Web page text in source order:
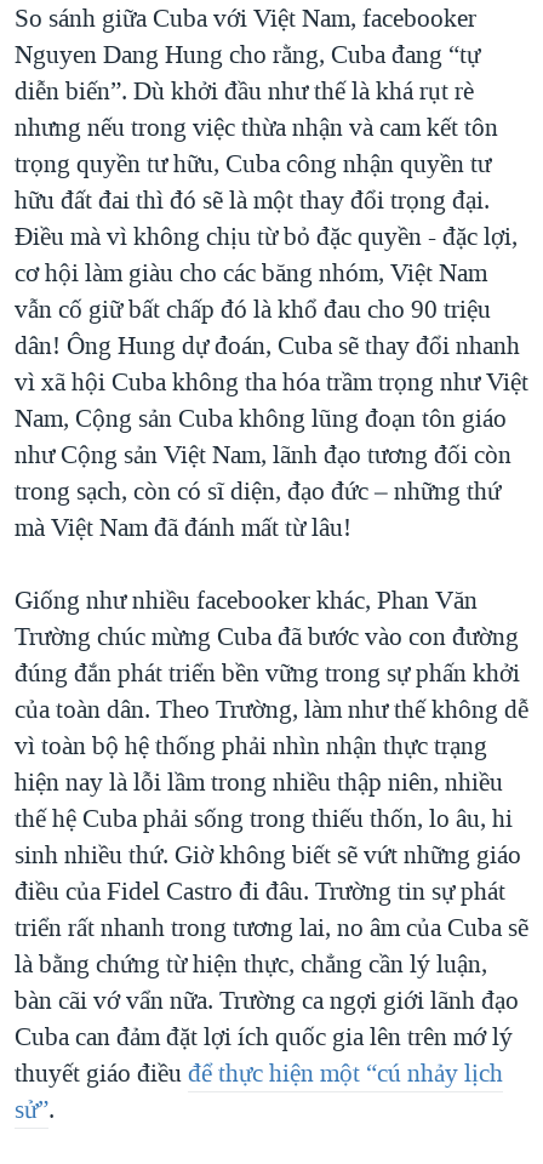
So sánh giữa Cuba với Việt Nam, facebooker
Nguyen Dang Hung cho rằng, Cuba đang “tự
diễn biến”. Dù khởi đầu như thế là khá rụt rè
nhưng nếu trong việc thừa nhận và cam kết tôn
trọng quyền tư hữu, Cuba công nhận quyền tư
hữu đất đai thì đó sẽ là một thay đổi trọng đại.
Điều mà vì không chịu từ bỏ đặc quyền - đặc lợi,
cơ hội làm giàu cho các băng nhóm, Việt Nam
vẫn cố giữ bất chấp đó là khổ đau cho 90 triệu
dân! Ông Hung dự đoán, Cuba sẽ thay đổi nhanh
vì xã hội Cuba không tha hóa trầm trọng như Việt
Nam, Cộng sản Cuba không lũng đoạn tôn giáo
như Cộng sản Việt Nam, lãnh đạo tương đối còn
trong sạch, còn có sĩ diện, đạo đức – những thứ
mà Việt Nam đã đánh mất từ lâu!
Giống như nhiều facebooker khác, Phan Văn
Trường chúc mừng Cuba đã bước vào con đường
đúng đắn phát triển bền vững trong sự phấn khởi
của toàn dân. Theo Trường, làm như thế không dễ
vì toàn bộ hệ thống phải nhìn nhận thực trạng
hiện nay là lỗi lầm trong nhiều thập niên, nhiều
thế hệ Cuba phải sống trong thiếu thốn, lo âu, hi
sinh nhiều thứ. Giờ không biết sẽ vứt những giáo
điều của Fidel Castro đi đâu. Trường tin sự phát
triển rất nhanh trong tương lai, no âm của Cuba sẽ
là bằng chứng từ hiện thực, chẳng cần lý luận,
bàn cãi vớ vẩn nữa. Trường ca ngợi giới lãnh đạo
Cuba can đảm đặt lợi ích quốc gia lên trên mớ lý
thuyết giáo điềuđể thực hiện một “cú nhảy lịch
sử”.